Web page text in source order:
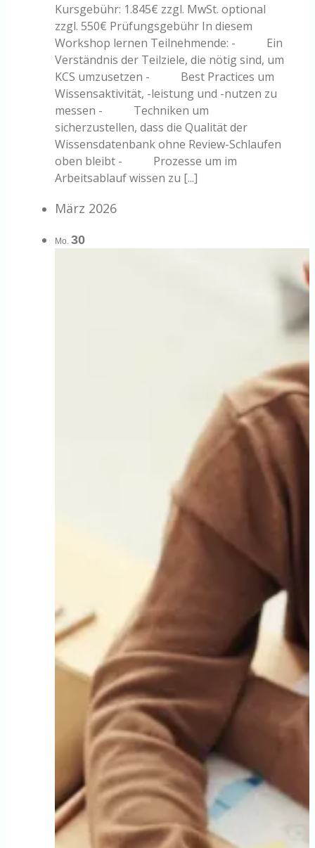
Kursgebühr: 1.845€ zzgl. MwSt. optional
zzgl. 550€ Prüfungsgebühr In diesem
Workshop lernen Teilnehmende: - Ein
Verständnis der Teilziele, die nötig sind, um
KCS umzusetzen - Best Practices um
Wissensaktivität, -leistung und -nutzen zu
messen - Techniken um
sicherzustellen, dass die Qualität der
Wissensdatenbank ohne Review-Schlaufen
oben bleibt - Prozesse um im
Arbeitsablauf wissen zu [...]
März 2026
Mo. 30